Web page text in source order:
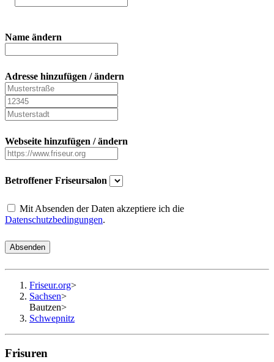
Name ändern
Adresse hinzufügen / ändern
Webseite hinzufügen / ändern
Betroffener Friseursalon
Mit Absenden der Daten akzeptiere ich die
Datenschutzbedingungen.
Absenden
Friseur.org>
Sachsen>
Bautzen>
Schwepnitz
Frisuren